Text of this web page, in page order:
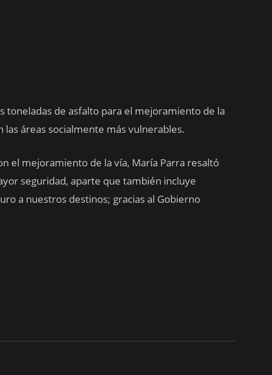
toneladas de asfalto para el mejoramiento de la
áreas socialmente más vulnerables.
el mejoramiento de la vía, María Parra resaltó
seguridad, aparte que también incluye
a nuestros destinos; gracias al Gobierno